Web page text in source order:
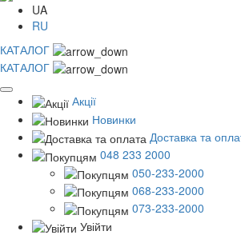
UA
RU
КАТАЛОГ
КАТАЛОГ
Акції
Новинки
Доставка та
048 233 2000
050-233-2000
068-233-2000
073-233-2000
Увійти